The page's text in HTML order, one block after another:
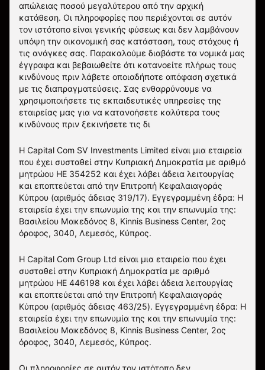
απώλειας ποσού μεγαλύτερου από την αρχική
κατάθεση. Οι πληροφορίες που περιέχονται σε αυτόν
τον ιστότοπο είναι γενικής φύσεως και δεν λαμβάνουν
υπόψη την οικονομική σας κατάσταση, τους στόχους ή
τις ανάγκες σας. Παρακαλούμε διαβάστε τα νομικά μας
έγγραφα και βεβαιωθείτε ότι κατανοείτε πλήρως τους
κινδύνους πριν λάβετε οποιαδήποτε απόφαση σχετικά
με τις διαπραγματεύσεις. Σας ενθαρρύνουμε να
χρησιμοποιήσετε τις εκπαιδευτικές υπηρεσίες της
εταιρείας μας για να κατανοήσετε καλύτερα τους
κινδύνους πριν ξεκινήσετε τις δι
Η Capital Com SV Investments Limited είναι μια εταιρεία
που έχει συσταθεί στην Κυπριακή Δημοκρατία με αριθμό
μητρώου HE 354252 και έχει λάβει άδεια λειτουργίας
και εποπτεύεται από την Επιτροπή Κεφαλαιαγοράς
Κύπρου (αριθμός άδειας 319/17). Εγγεγραμμένη έδρα: Η
εταιρεία έχει την επωνυμία της και την επωνυμία της:
Βασιλείου Μακεδόνος 8, Kinnis Business Center, 2ος
όροφος, 3040, Λεμεσός, Κύπρος.
Η Capital Com Group Ltd είναι μια εταιρεία που έχει
συσταθεί στην Κυπριακή Δημοκρατία με αριθμό
μητρώου ΗΕ 446198 και έχει λάβει άδεια λειτουργίας
και εποπτεύεται από την Επιτροπή Κεφαλαιαγοράς
Κύπρου (αριθμός άδειας 463/25). Εγγεγραμμένη έδρα: Η
εταιρεία έχει την επωνυμία της και την επωνυμία της:
Βασιλείου Μακεδόνος 8, Kinnis Business Center, 2ος
όροφος, 3040, Λεμεσός, Κύπρος.
Οι πληροφορίες σε αυτόν τον ιστότοπο δεν